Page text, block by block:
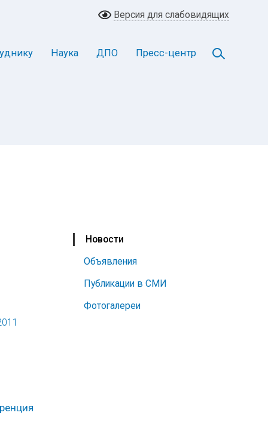
Версия для слабовидящих
Наука ДПО Пресс-центр
Новости
Объявления
Публикации в СМИ
Фотогалереи